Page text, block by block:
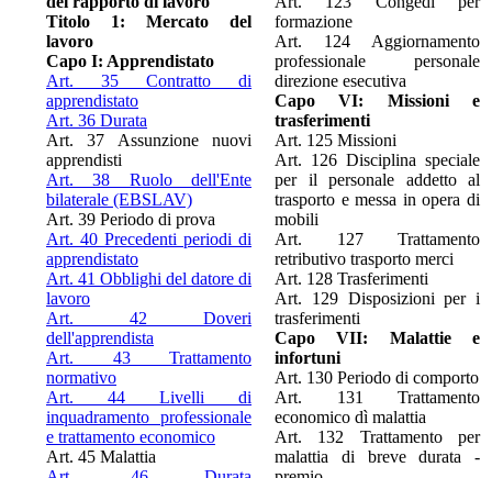
Titolo 1: Mercato del
lavoro
Capo I: Apprendistato
Art. 35 Contratto di
apprendistato
Art. 36 Durata
Art. 37 Assunzione nuovi
apprendisti
Art. 38 Ruolo dell'Ente
bilaterale (EBSLAV)
Art. 39 Periodo di prova
Art. 40 Precedenti periodi di
apprendistato
Art. 41 Obblighi del datore di
lavoro
Art. 42 Doveri
dell'apprendista
Art. 43 Trattamento
normativo
Art. 44 Livelli di
inquadramento professionale
e trattamento economico
Art. 45 Malattia
formazione
Art. 124 Aggiornamento
professionale personale
direzione esecutiva
Capo VI: Missioni e
trasferimenti
Art. 125 Missioni
Art. 126 Disciplina speciale
per il personale addetto al
trasporto e messa in opera di
mobili
Art. 127 Trattamento
retributivo trasporto merci
Art. 128 Trasferimenti
Art. 129 Disposizioni per i
trasferimenti
Capo VII: Malattie e
infortuni
Art. 130 Periodo di comporto
Art. 131 Trattamento
economico dì malattia
Art. 132 Trattamento per
malattia di breve durata -